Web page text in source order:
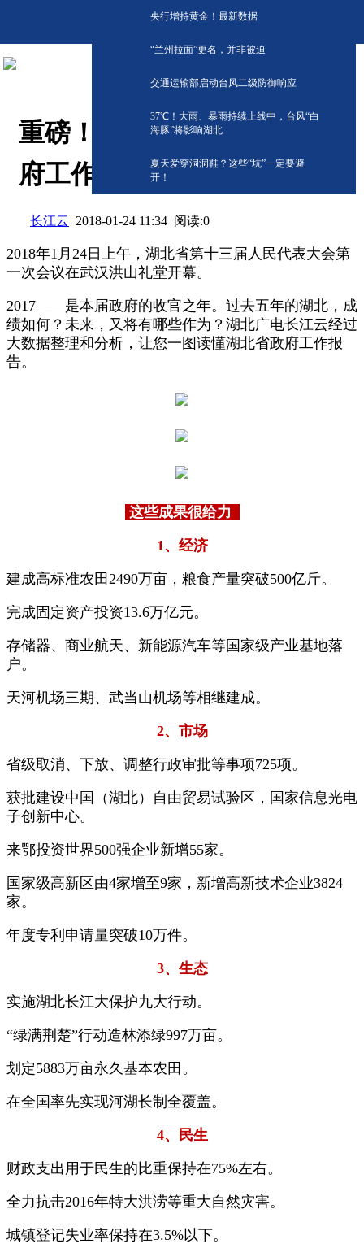
央行增持黄金！最新数据
“兰州拉面”更名，并非被迫
交通运输部启动台风二级防御响应
​37℃！大雨、暴雨持续上线中，台风“白
海豚”将影响湖北
夏天爱穿洞洞鞋？这些“坑”一定要避
开！
重磅！一图读懂2018湖北政
府工作报告
长江云 2018-01-24 11:34 阅读:0
2018年1月24日上午，湖北省第十三届人民代表大会第
一次会议在武汉洪山礼堂开幕。
2017——是本届政府的收官之年。过去五年的湖北，成
绩如何？未来，又将有哪些作为？湖北广电长江云经过
大数据整理和分析，让您一图读懂湖北省政府工作报
告。
这些成果很给力
1、经济
建成高标准农田2490万亩，粮食产量突破500亿斤。
完成固定资产投资13.6万亿元。
存储器、商业航天、新能源汽车等国家级产业基地落
户。
天河机场三期、武当山机场等相继建成。
2、市场
省级取消、下放、调整行政审批等事项725项。
获批建设中国（湖北）自由贸易试验区，国家信息光电
子创新中心。
来鄂投资世界500强企业新增55家。
国家级高新区由4家增至9家，新增高新技术企业3824
家。
年度专利申请量突破10万件。
3、生态
实施湖北长江大保护九大行动。
“绿满荆楚”行动造林添绿997万亩。
划定5883万亩永久基本农田。
在全国率先实现河湖长制全覆盖。
4、民生
财政支出用于民生的比重保持在75%左右。
全力抗击2016年特大洪涝等重大自然灾害。
城镇登记失业率保持在3.5%以下。